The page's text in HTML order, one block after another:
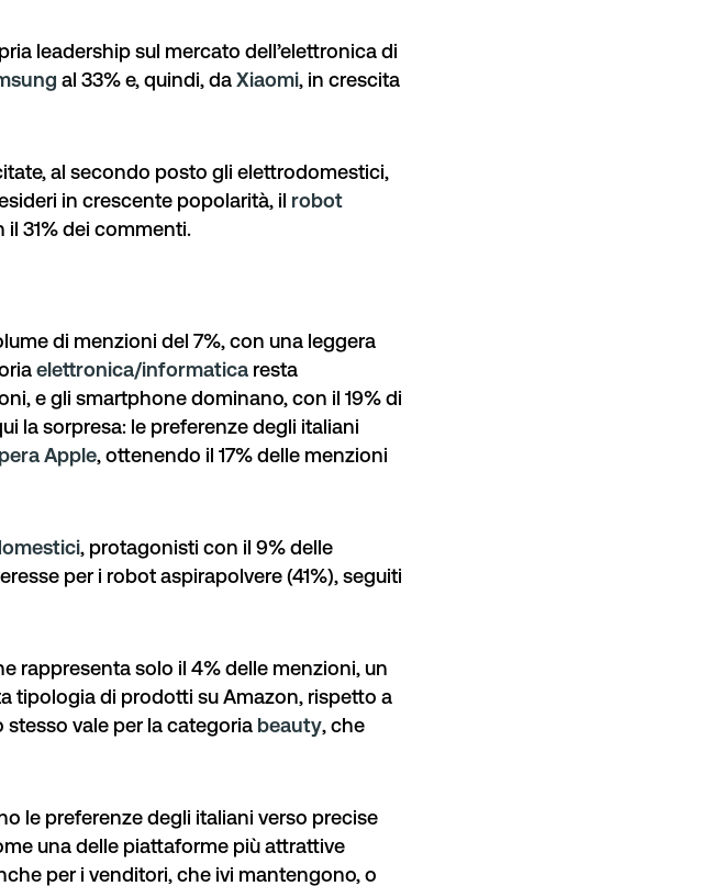
leadership sul mercato dell’elettronica di
al 33% e, quindi, daXiaomi, in crescita
al secondo posto gli elettrodomestici,
in crescente popolarità, il robot
31% dei commenti.
di menzioni del 7%, con una leggera
elettronica/informatica resta
e gli smartphonedominano, con il 19% di
la sorpresa: le preferenze degli italiani
Apple, ottenendo il 17% delle menzioni
, protagonisti con il 9% delle
per i robot aspirapolvere(41%), seguiti
rappresenta solo il 4% delle menzioni, un
tipologia di prodotti su Amazon, rispetto a
vale per la categoria beauty, che
le preferenze degli italiani verso precise
una delle piattaforme più attrattive
per i venditori, che ivi mantengono, o